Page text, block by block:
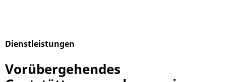
Dienstleistungen
Vorübergehendes